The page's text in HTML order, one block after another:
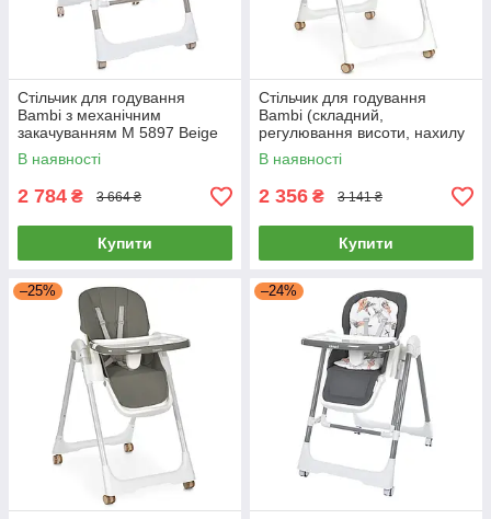
Стільчик для годування
Bambi з механічним
закачуванням M 5897 Beige
Бежевий
В наявності
2 784 ₴ 3 664 ₴
Купити
Стільчик для годування
Bambi (складний,
регулювання висоти, нахилу
спинки) M 5673 Beige
Бежевий
В наявності
2 356 ₴ 3 141 ₴
Купити
–25% –24%